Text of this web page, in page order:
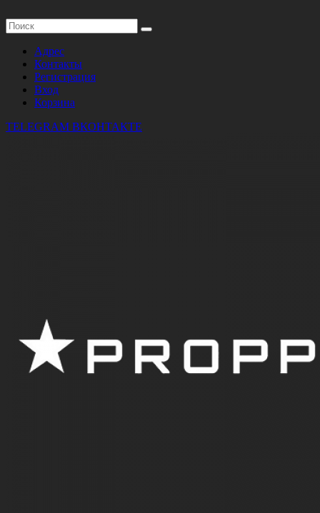
Адрес
Контакты
Регистрация
Вход
Корзина
TELEGRAM ВКОНТАКТЕ